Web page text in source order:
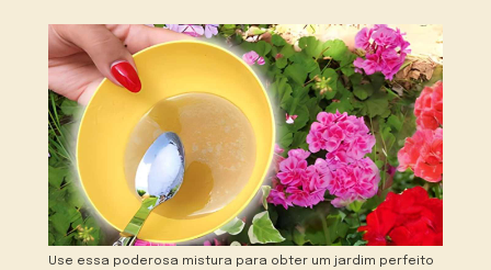
Use essa poderosa mistura para obter um jardim perfeito